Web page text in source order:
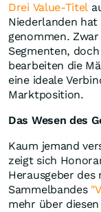
Drei Value-Titel
Niederlanden hat
genommen.
Segmenten,
bearbeiten die
eine ideale
Marktposition.
Das Wesen des
Kaum jemand
zeigt sich
Herausgeber
Sammelbandes
mehr über